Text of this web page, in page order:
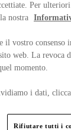
Per
nostra
il vostro consenso
web. La revoca
momento.
i dati,
Rifiutare tutti i